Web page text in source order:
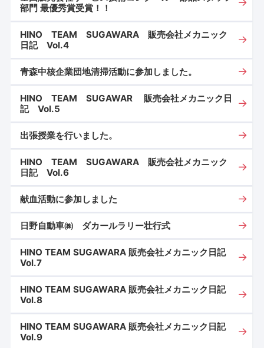
部門 最優秀賞受賞！！
HINO TEAM SUGAWARA 販売会社メカニック
日記 Vol.4
青森中核企業団地清掃活動に参加しました。
HINO TEAM SUGAWAR 販売会社メカニック日
記 Vol.5
出張授業を行いました。
HINO TEAM SUGAWARA 販売会社メカニック
日記 Vol.6
献血活動に参加しました
日野自動車㈱ ダカールラリー壮行式
HINO TEAM SUGAWARA 販売会社メカニック日記
Vol.7
HINO TEAM SUGAWARA 販売会社メカニック日記
Vol.8
HINO TEAM SUGAWARA 販売会社メカニック日記
Vol.9